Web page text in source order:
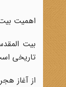
اهمیت
بیت
تاریخی
از آغاز